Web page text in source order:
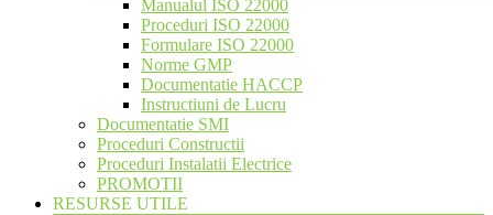
Manualul ISO 22000
Proceduri ISO 22000
Formulare ISO 22000
Norme GMP
Documentatie HACCP
Instructiuni de Lucru
Documentatie SMI
Proceduri Constructii
Proceduri Instalatii Electrice
PROMOTII
RESURSE UTILE